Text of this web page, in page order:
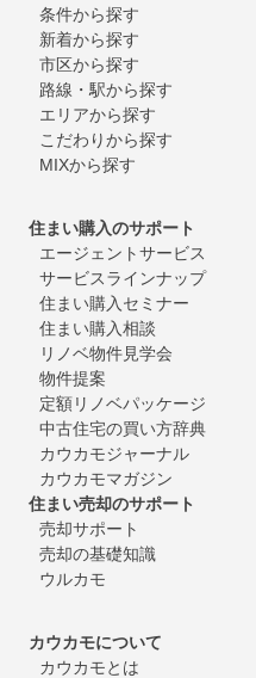
条件から探す
新着から探す
市区から探す
路線・駅から探す
エリアから探す
こだわりから探す
MIXから探す
住まい購入のサポート
エージェントサービス
サービスラインナップ
住まい購入セミナー
住まい購入相談
リノベ物件見学会
物件提案
定額リノベパッケージ
中古住宅の買い方辞典
カウカモジャーナル
カウカモマガジン
住まい売却のサポート
売却サポート
売却の基礎知識
ウルカモ
カウカモについて
カウカモとは